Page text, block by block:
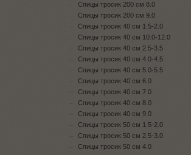
Спицы тросик 200 см 8.0
Спицы тросик 200 см 9.0
Спицы тросик 40 см 1.5-2.0
Спицы тросик 40 см 10.0-12.0
Спицы тросик 40 см 2.5-3.5
Спицы тросик 40 см 4.0-4.5
Спицы тросик 40 см 5.0-5.5
Спицы тросик 40 см 6.0
Спицы тросик 40 см 7.0
Спицы тросик 40 см 8.0
Спицы тросик 40 см 9.0
Спицы тросик 50 см 1.5-2.0
Спицы тросик 50 см 2.5-3.0
Спицы тросик 50 см 4.0